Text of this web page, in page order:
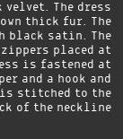
velvet. The dress
thick fur. The
black satin. The
placed at
is fastened at
and a hook and
is stitched to the
of the neckline.